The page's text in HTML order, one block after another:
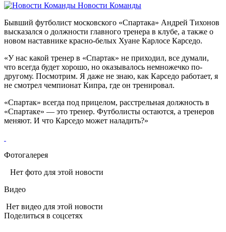
Новости Команды
Бывший футболист московского «Спартака» Андрей Тихонов
высказался о должности главного тренера в клубе, а также о
новом наставнике красно-белых Хуане Карлосе Карседо.
«У нас какой тренер в «Спартак» не приходил, все думали,
что всегда будет хорошо, но оказывалось немножечко по-
другому. Посмотрим. Я даже не знаю, как Карседо работает, я
не смотрел чемпионат Кипра, где он тренировал.
«Спартак» всегда под прицелом, расстрельная должность в
«Спартаке» — это тренер. Футболисты остаются, а тренеров
меняют. И что Карседо может наладить?»
Фотогалерея
Нет фото для этой новости
Видео
Нет видео для этой новости
Поделиться в соцсетях